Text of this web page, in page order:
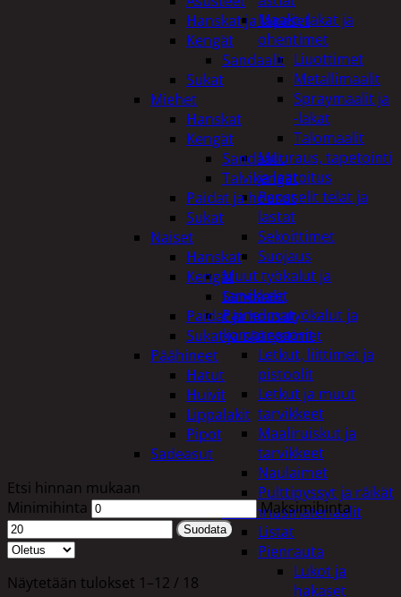
Maalit, lakat ja
ohentimet
Liuottimet
Metallimaalit
Spraymaalit ja
-lakat
Talomaalit
Muuraus, tapetointi
ja laatoitus
Pensselit telat ja
lastat
Sekoittimet
Suojaus
Muut työkalut ja
tarvikkeet
Paineilmatyökalut ja
kompressorit
Letkut, liittimet ja
pistoolit
Letkut ja muut
tarvikkeet
Maaliruiskut ja
tarvikkeet
Naulaimet
Pulttipyssyt ja räikät
Rakennusmateriaalit
Listat
Pienrauta
Lukot ja
hakaset
Hanskat ja lapaset
Kengät
Sandaalit
Sukat
Miehet
Hanskat
Kengät
Sandaalit
Talvikengät
Paidat ja housut
Sukat
Naiset
Hanskat
Kengät
Sandaalit
Paidat ja housut
Sukat ja säärystimet
Päähineet
Hatut
Huivit
Lippalakit
Pipot
Sadeasut
Etsi hinnan mukaan
Minimihinta
Maksimihinta
Suodata
Näytetään tulokset 1–12 / 18